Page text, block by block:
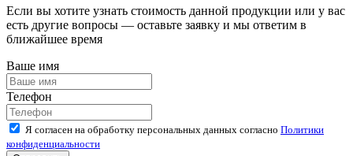
Если вы хотите узнать стоимость данной продукции или у вас
есть другие вопросы — оставьте заявку и мы ответим в
ближайшее время
Ваше имя
Телефон
Я согласен на обработку персональных данных согласно Политики
конфиденциальности